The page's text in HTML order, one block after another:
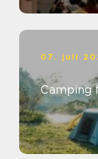
07. juli